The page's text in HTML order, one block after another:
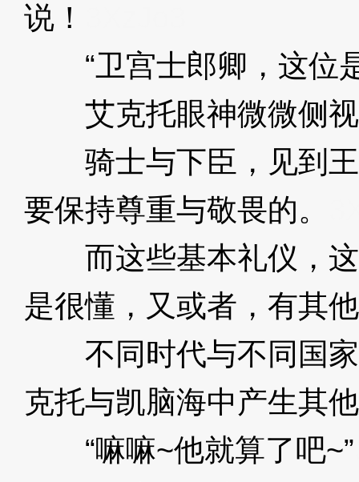
说！
“卫宫士郎卿，这位
艾克托眼神微微侧视
骑士与下臣，见到王
要保持尊重与敬畏的。
而这些基本礼仪，这
是很懂，又或者，有其
不同时代与不同国家
克托与凯脑海中产生其
“嘛嘛~他就算了吧~”